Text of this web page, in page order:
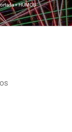
»HUMOS